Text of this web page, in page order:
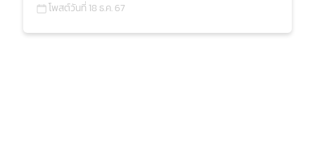
โพสต์วันที่ 18 ธ.ค. 67